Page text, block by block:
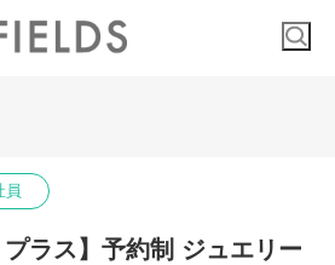
員
プラス】予約制 ジュエリー